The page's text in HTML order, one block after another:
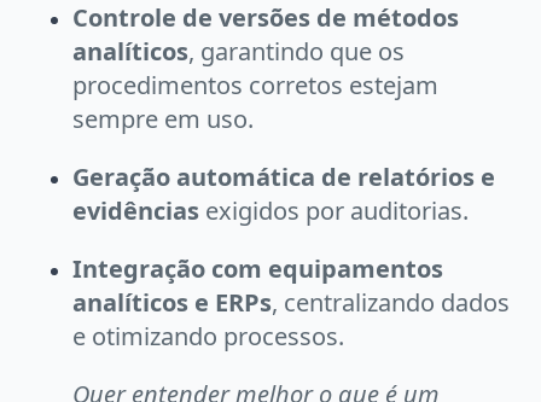
Controle de versões de métodos
analíticos, garantindo que os
procedimentos corretos estejam
sempre em uso.
Geração automática de relatórios e
evidências exigidos por auditorias.
Integração com equipamentos
analíticos e ERPs, centralizando dados
e otimizando processos.
Quer entender melhor o que é um